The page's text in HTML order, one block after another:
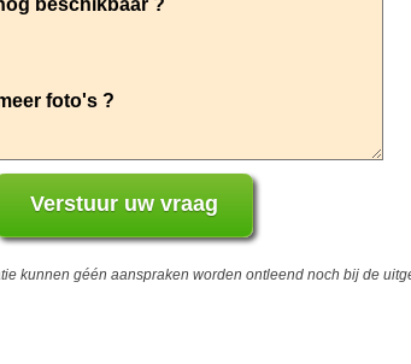
kunnen géén aanspraken worden ontleend noch bij de